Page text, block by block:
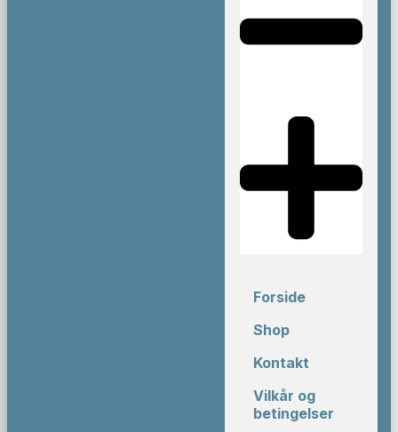
Forside
Shop
Kontakt
Vilkår og
betingelser